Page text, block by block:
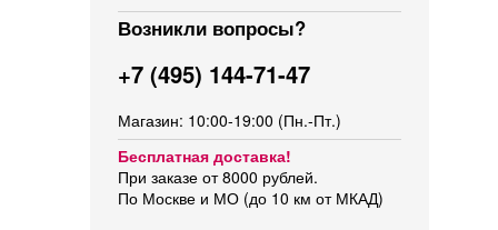
Возникли вопросы?
+7 (495) 144-71-47
Магазин: 10:00-19:00 (Пн.-Пт.)
Бесплатная доставка!
При заказе от 8000 рублей.
По Москве и МО (до 10 км от МКАД)